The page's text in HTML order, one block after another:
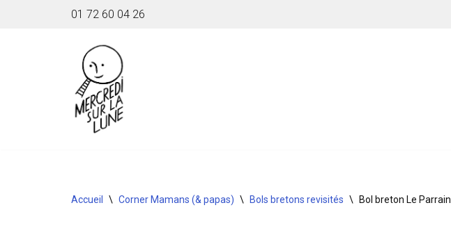
01 72 60 04 26
Accueil \ Corner Mamans (& papas) \ Bols bretons revisités \ Bol breton Le Parrain